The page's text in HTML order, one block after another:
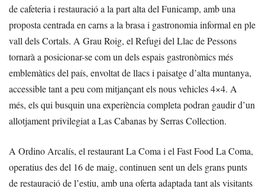
de cafeteria i restauració a la part alta del Funicamp, amb una
proposta centrada en carns a la brasa i gastronomia informal en ple
vall dels Cortals. A Grau Roig, el Refugi del Llac de Pessons
tornarà a posicionar-se com un dels espais gastronòmics més
emblemàtics del país, envoltat de llacs i paisatge d’alta muntanya,
accessible tant a peu com mitjançant els nous vehicles 4×4. A
més, els qui busquin una experiència completa podran gaudir d’un
allotjament privilegiat a Las Cabanas by Serras Collection.
A Ordino Arcalís, el restaurant La Coma i el Fast Food La Coma,
operatius des del 16 de maig, continuen sent un dels grans punts
de restauració de l’estiu, amb una oferta adaptada tant als visitants